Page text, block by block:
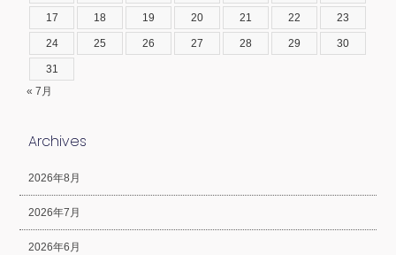
17 18 19 20 21 22 23
24 25 26 27 28 29 30
31
« 7月
Archives
2026年8月
2026年7月
2026年6月